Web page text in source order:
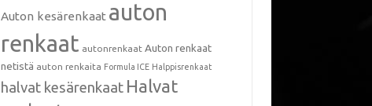
Auton kesärenkaat auton
renkaat autonrenkaat Auton renkaat
netistä auton renkaita Formula ICE Halppisrenkaat
halvat kesärenkaat Halvat